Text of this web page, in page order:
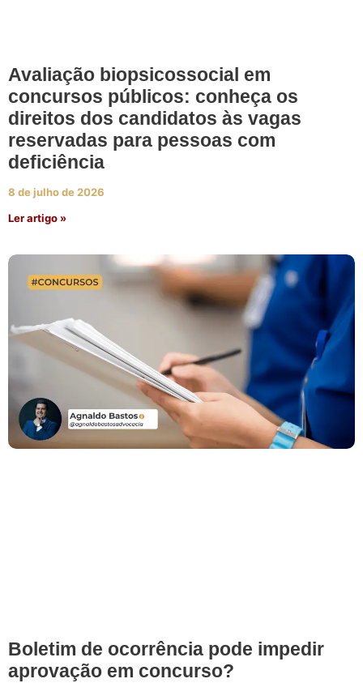
Avaliação biopsicossocial em
concursos públicos: conheça os
direitos dos candidatos às vagas
reservadas para pessoas com
deficiência
8 de julho de 2026
Ler artigo »
Boletim de ocorrência pode impedir
aprovação em concurso?